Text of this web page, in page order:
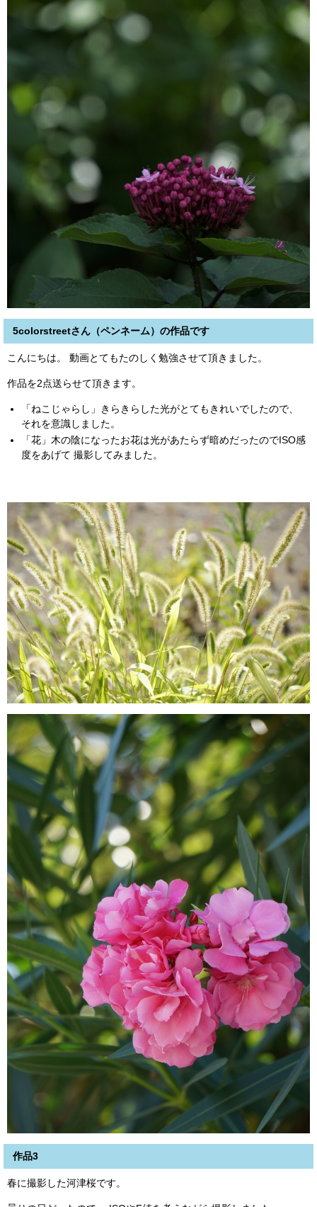
5colorstreetさん（ペンネーム）の作品です
こんにちは。 動画とてもたのしく勉強させて頂きました。
作品を2点送らせて頂きます。
「ねこじゃらし」きらきらした光がとてもきれいでしたので、
それを意識しました。
「花」木の陰になったお花は光があたらず暗めだったのでISO感
度をあげて 撮影してみました。
作品3
春に撮影した河津桜です。